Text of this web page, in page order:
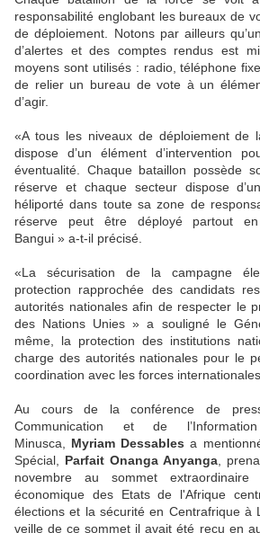
responsabilité englobant les bureaux de
de déploiement. Notons par ailleurs
d’alertes et des comptes rendus est
moyens sont utilisés : radio, téléphone
de relier un bureau de vote à un
d’agir.
«A tous les niveaux de déploiement de
dispose d’un élément d’intervention
éventualité. Chaque bataillon possède
réserve et chaque secteur dispose
héliporté dans toute sa zone de
réserve peut être déployé partout
Bangui » a-t-il précisé.
«La sécurisation de la campagne
protection rapprochée des candidats
autorités nationales afin de respecter le
des Nations Unies » a souligné le
même, la protection des institutions
charge des autorités nationales pour le
coordination avec les forces
Au cours de la conférence de
Communication et de
Minusca, Myriam Dessables a
Spécial, Parfait Onanga Anyanga ,
novembre au sommet
économique des Etats de l'Afrique
élections et la sécurité en Centrafrique à
veille de ce sommet il avait été reçu en